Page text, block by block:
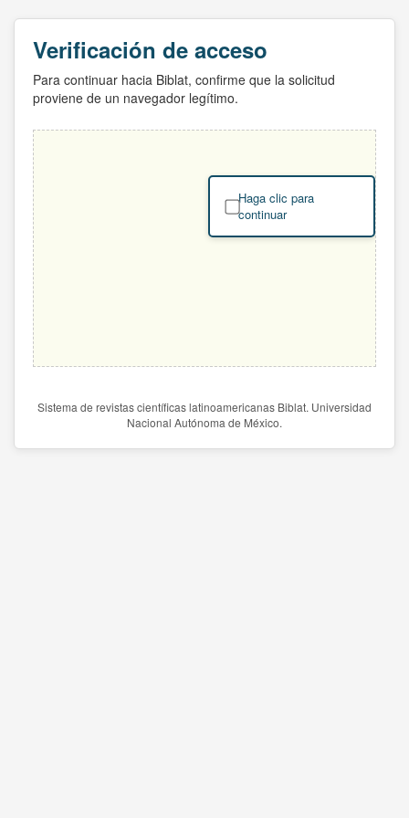
Verificación de acceso
Para continuar hacia Biblat, confirme que la solicitud
proviene de un navegador legítimo.
Haga clic para
continuar
Sistema de revistas científicas latinoamericanas Biblat. Universidad
Nacional Autónoma de México.